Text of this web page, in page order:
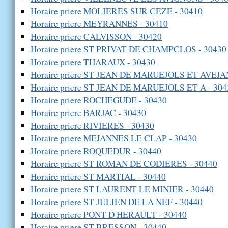
Horaire priere MOLIERES SUR CEZE - 30410
Horaire priere MEYRANNES - 30410
Horaire priere CALVISSON - 30420
Horaire priere ST PRIVAT DE CHAMPCLOS - 30430
Horaire priere THARAUX - 30430
Horaire priere ST JEAN DE MARUEJOLS ET
Horaire priere ST JEAN DE MARUEJOLS ET A -
Horaire priere ROCHEGUDE - 30430
Horaire priere BARJAC - 30430
Horaire priere RIVIERES - 30430
Horaire priere MEJANNES LE CLAP - 30430
Horaire priere ROQUEDUR - 30440
Horaire priere ST ROMAN DE CODIERES - 30440
Horaire priere ST MARTIAL - 30440
Horaire priere ST LAURENT LE MINIER - 30440
Horaire priere ST JULIEN DE LA NEF - 30440
Horaire priere PONT D HERAULT - 30440